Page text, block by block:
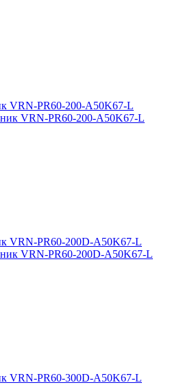
VRN-PR60-200-A50K67-L
VRN-PR60-200D-A50K67-L
VRN-PR60-300D-A50K67-L